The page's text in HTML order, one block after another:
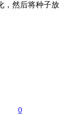
，然后将种子放
0